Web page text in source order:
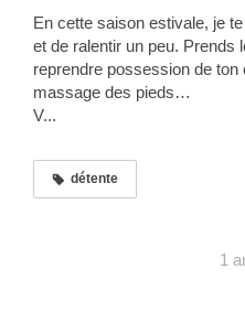
En cette saison estivale, je
et de ralentir un peu. Prends
reprendre possession de
massage des pieds…
V...
détente
1